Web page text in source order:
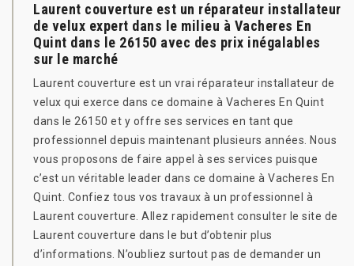
Laurent couverture est un réparateur installateur
de velux expert dans le milieu à Vacheres En
Quint dans le 26150 avec des prix inégalables
sur le marché
Laurent couverture est un vrai réparateur installateur de
velux qui exerce dans ce domaine à Vacheres En Quint
dans le 26150 et y offre ses services en tant que
professionnel depuis maintenant plusieurs années. Nous
vous proposons de faire appel à ses services puisque
c’est un véritable leader dans ce domaine à Vacheres En
Quint. Confiez tous vos travaux à un professionnel à
Laurent couverture. Allez rapidement consulter le site de
Laurent couverture dans le but d’obtenir plus
d’informations. N’oubliez surtout pas de demander un